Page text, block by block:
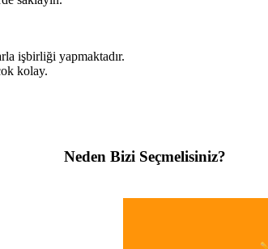
işbirliği yapmaktadır.
kolay.
Neden Bizi Seçmelisiniz?